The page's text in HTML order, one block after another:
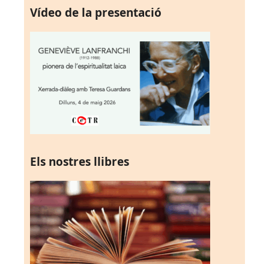
Vídeo de la presentació
Els nostres llibres